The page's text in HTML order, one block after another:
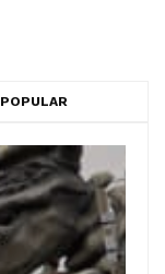
POPULAR